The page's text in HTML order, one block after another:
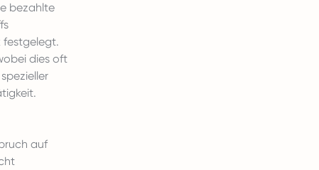
bezahlte
festgelegt.
dies oft
auf